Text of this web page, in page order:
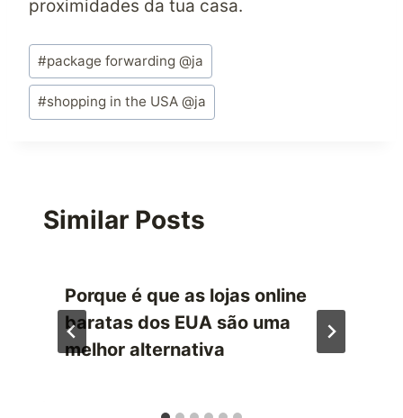
proximidades da tua casa.
Post
Tags:
#package forwarding @ja
#shopping in the USA @ja
Similar Posts
Porque é que as lojas online
baratas dos EUA são uma
melhor alternativa